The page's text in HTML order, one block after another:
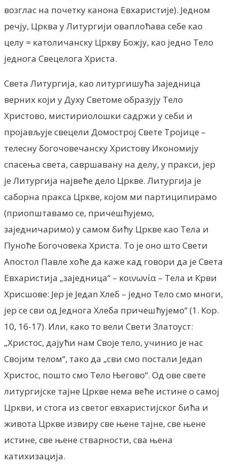
возглас на почетку канона Евхаристије). Једном
речју, Црква у Литургији оваплоћава себе као
целу = католичанску Цркву Божју, као једно Тело
једнога Свецелога Христа.
Света Литургија, као литургишућа заједница
верних који у Духу Светоме образују Тело
Христово, мистириолошки садржи у себи и
пројављује свецели Домострој Свете Тројице –
телесну богочовечанску Христову Икономију
спасења света, савршавану на делу, у пракси, jep
je Литургија највеће дело Цркве. Литургија je
саборна пракса Цркве, којом ми партиципирамо
(приопштавамо се, причешћујемо,
заједничаримо) у самом бићу Цркве као Тела и
Пуноће Богочовека Христа. То je оно што Свети
Апостол Павле хоће да каже кад говори да je Света
Евхаристија „заједница“ – κοινωνία – Тела и Крви
Хрисшове: Jep je Jeдan Хлеб – једно Тело смо многи,
јер се сви од Једнога Хлеба причешћујемо“ (1. Кор.
10, 16-17). Или, како то вели Свети Златоуст:
„Христос, дајући нам Своје тело, учинио je нас
Својим телом“, тако да „сви смо постали Jeдan
Христос, пошто смо Тело Његово“. Од ове свете
литургијске тајне Цркве нема веће истине о самој
Цркви, и стога из светог евхаристијског бића и
живота Цркве извиру све њене тајне, све њене
истине, све њене стварности, сва њена
катихизација.